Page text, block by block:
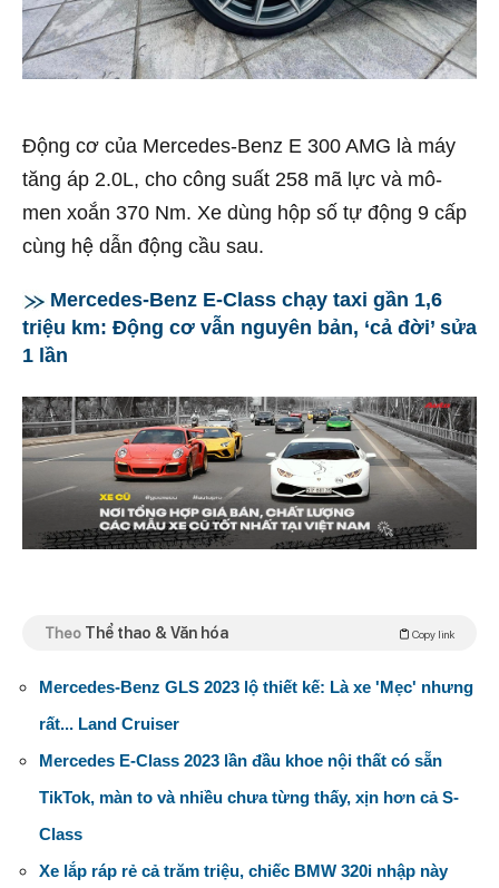
Động cơ của Mercedes-Benz E 300 AMG là máy
tăng áp 2.0L, cho công suất 258 mã lực và mô-
men xoắn 370 Nm. Xe dùng hộp số tự động 9 cấp
cùng hệ dẫn động cầu sau.
Mercedes-Benz E-Class chạy taxi gần 1,6
triệu km: Động cơ vẫn nguyên bản, ‘cả đời’ sửa
1 lần
Theo Thể thao & Văn hóa Copy link
Mercedes-Benz GLS 2023 lộ thiết kế: Là xe 'Mẹc' nhưng
rất... Land Cruiser
Mercedes E-Class 2023 lần đầu khoe nội thất có sẵn
TikTok, màn to và nhiều chưa từng thấy, xịn hơn cả S-
Class
Xe lắp ráp rẻ cả trăm triệu, chiếc BMW 320i nhập này